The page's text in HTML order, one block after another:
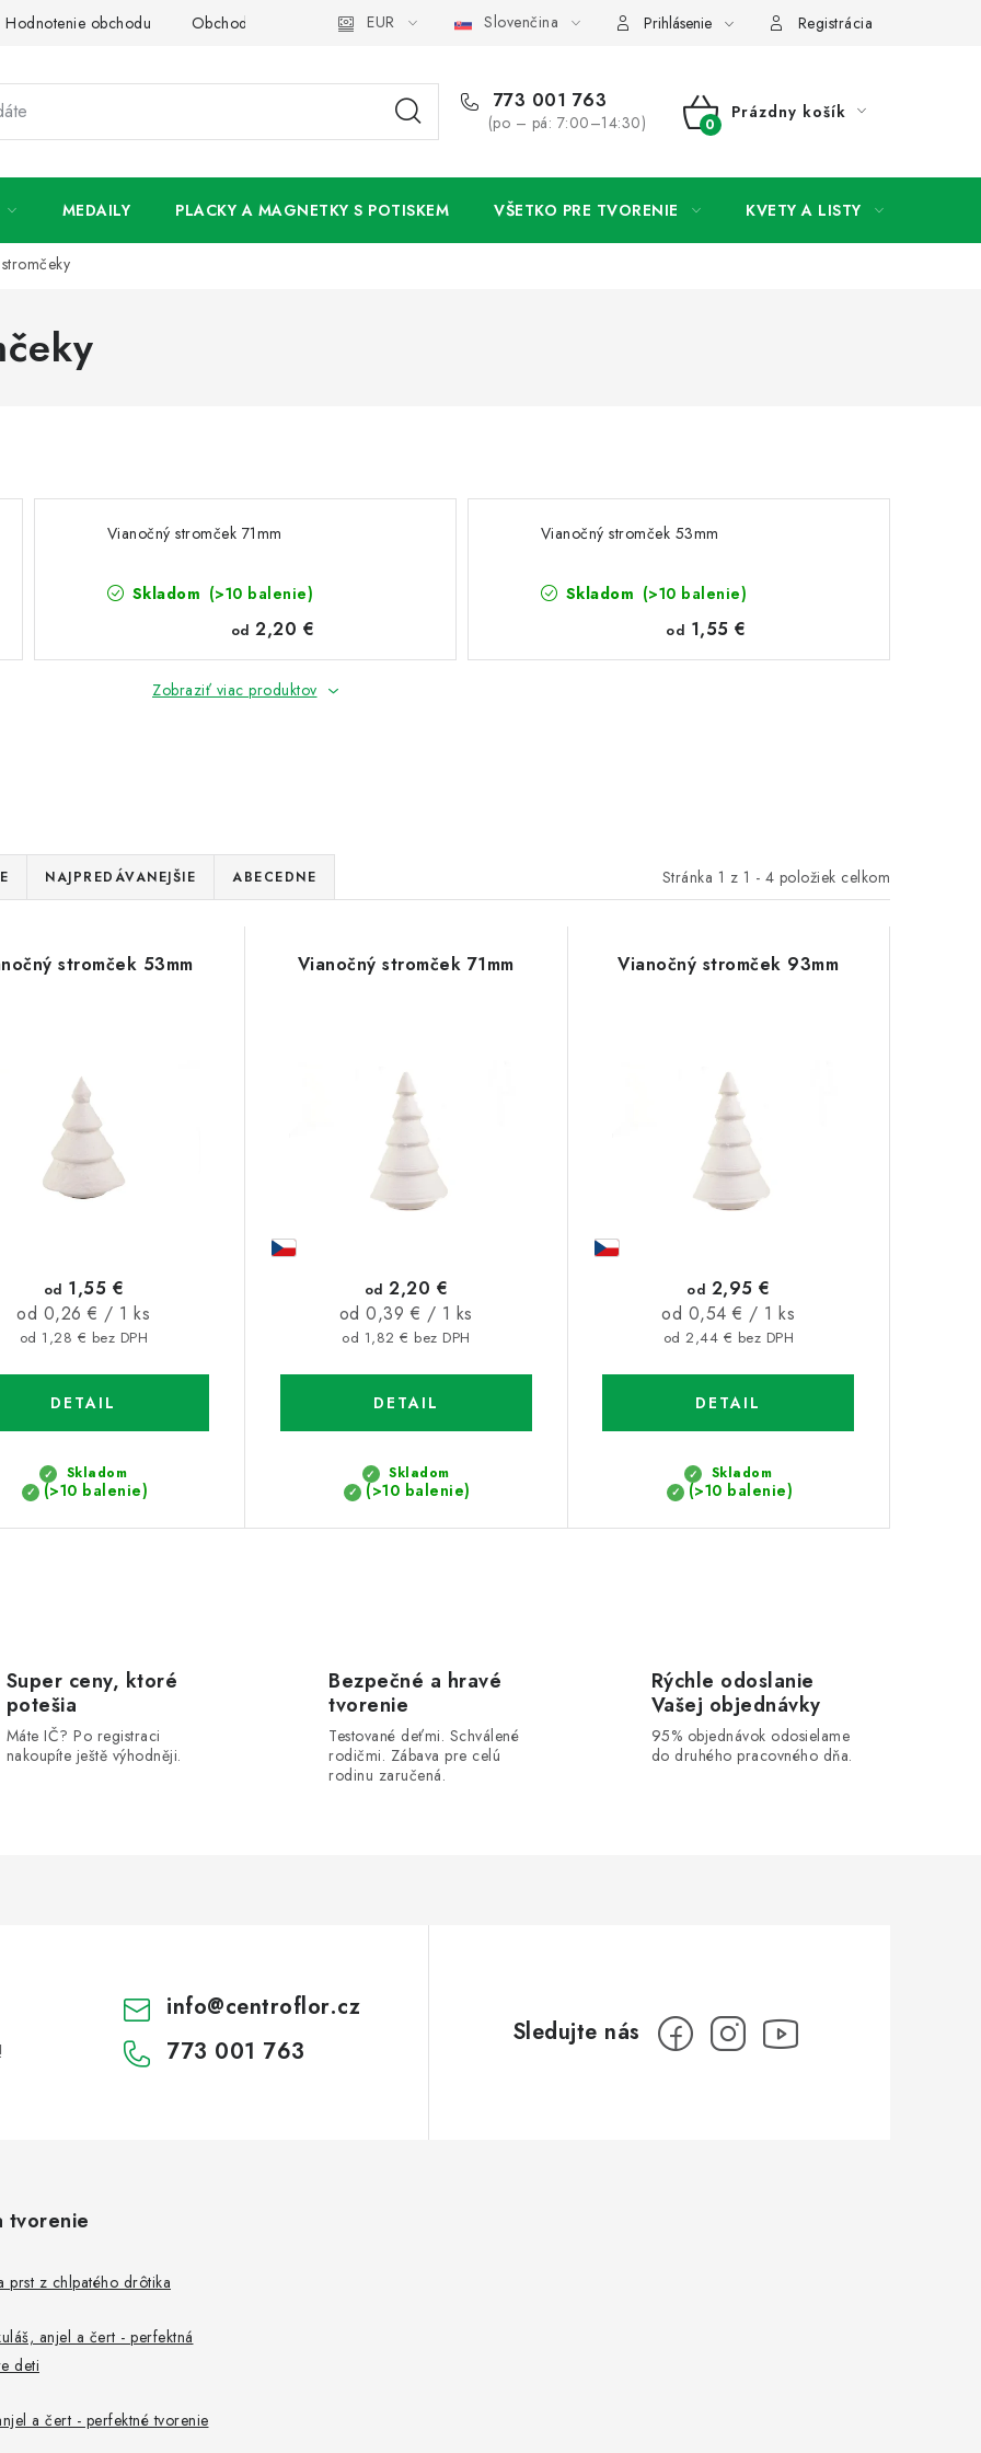
Hodnotenie obchodu Obchodné podmienky Podmienky ochrany osobných údajov Ako získať lepšie ceny?
EUR Slovenčina Prihlásenie Registrácia
773 001 763
(po – pá: 7:00–14:30)
NÁKUPNÝ
Prázdny košík
MEDAILY PLACKY A MAGNETKY S POTISKEM VŠETKO PRE TVORENIE KVETY A LISTY
Vianočný stromček 71mm
Skladom (>10 balenie)
od 2,20 €
Vianočný stromček 53mm
Skladom (>10 balenie)
od 1,55 €
Zobraziť viac produktov
Stránka 1 z 1 - 4 položiek celkom
NAJPREDÁVANEJŠIE ABECEDNE
stromček 53mm
Skladom
(>10 balenie)
od 1,28 € bez DPH
od 1,55 €
Jednotková
cena:
od 0,26 € / 1 ks
DETAIL
Vianočný stromček 71mm
Skladom
(>10 balenie)
od 1,82 € bez DPH
od 2,20 €
Jednotková
cena:
od 0,39 € / 1 ks
DETAIL
Vianočný stromček 93mm
Skladom
(>10 balenie)
od 2,44 € bez DPH
od 2,95 €
Jednotková
cena:
od 0,54 € / 1 ks
DETAIL
Super ceny, ktoré
potešia
Máte IČ? Po registraci
nakoupíte ještě výhodněji.
Bezpečné a hravé
tvorenie
Testované deťmi. Schválené
rodičmi. Zábava pre celú
rodinu zaručená.
Rýchle odoslanie
Vašej objednávky
95% objednávok odosielame
do druhého pracovného dňa.
info@centroflor.cz
773 001 763
tvorenie
prst z chlpatého drôtika
anjel a čert - perfektná
deti
a čert - perfektné tvorenie